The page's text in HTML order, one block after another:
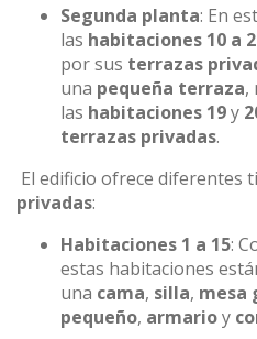
Segunda planta: En
las habitaciones 10 a
por sus terrazas
una pequeña terraza,
las habitaciones 19y
terrazas privadas.
El edificio ofrece diferentes
privadas:
Habitaciones 1 a 15:
estas habitaciones
una cama, silla, mesa
pequeño, armarioy